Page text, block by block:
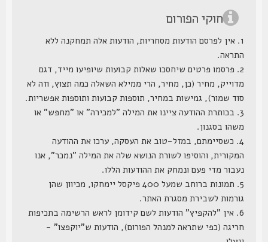
חוקי הפורום
1. אין לפרסם הודעות מסחריות, הודעות אלה תמחקנה ללא
התראה.
2. פרסמו פרטים שיחסכו שאלות קבועות שיופיעו מייד, דגם
מדוייק, מחיר (כן, מחיר, הרי ממילא השאלה כמה תצוץ, וזה לא
סוד שמור), גמישות במחיר, תוספות קבועות ותוספות אפשריות.
3. בכותרת ההודעה ציינו את המילה "למכירה" או "מחפש" או
משהו בסגנון.
4. כשסיימתם, במזל-טוב את העסקה, ערכו את ההודעה
המקורית, והוסיפו לשורת הנושא שלה את המילה "נמכר", אנו
נעבור מדי פעם ונמחק את ההודעות הללו.
5. תמונות ברוחב שמעל 400 פיקסל יימחקו, מכיוון שהן
גורמות לשבירת מסגרת האתר.
6. אין "להקפיץ" הודעות לשם קידומן לראש הרשימה בתכיפות
חריגה (כפי שתראה למנהל הפורום), הודעות ש"יוקפצו" -